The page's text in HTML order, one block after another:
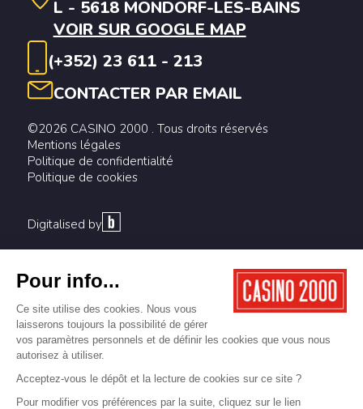
L - 5618 MONDORF-LES-BAINS
VOIR SUR GOOGLE MAP
(+352) 23 611 - 213
CONTACTER PAR EMAIL
©2026 CASINO 2000 . Tous droits réservés
Mentions légales
Politique de confidentialité
Politique de cookies
Digitalised by